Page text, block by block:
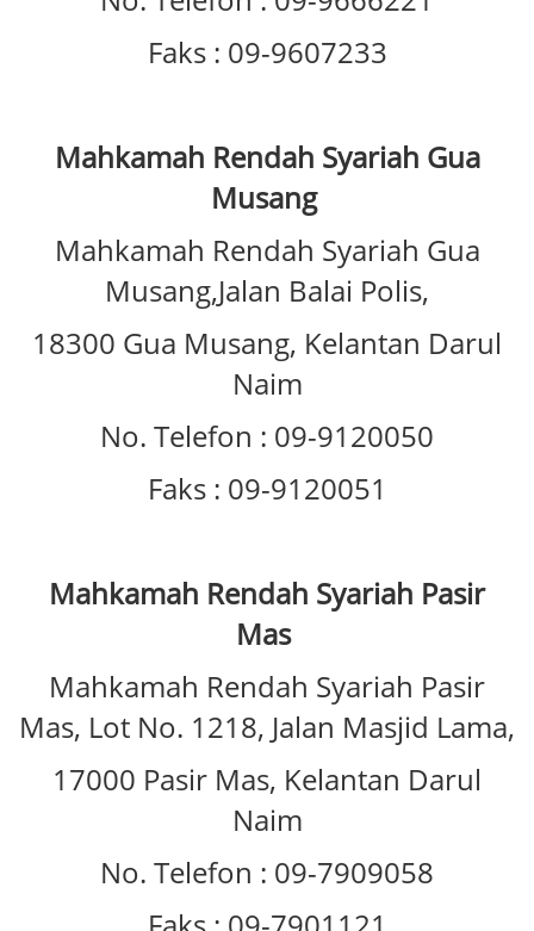
Faks : 09-9607233
Mahkamah Rendah Syariah Gua
Musang
Mahkamah Rendah Syariah Gua
Musang,Jalan Balai Polis,
18300 Gua Musang, Kelantan Darul
Naim
No. Telefon : 09-9120050
Faks : 09-9120051
Mahkamah Rendah Syariah Pasir
Mas
Mahkamah Rendah Syariah Pasir
Mas, Lot No. 1218, Jalan Masjid Lama,
17000 Pasir Mas, Kelantan Darul
Naim
No. Telefon : 09-7909058